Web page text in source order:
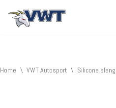
Home \ VWT Autosport \ Silicone